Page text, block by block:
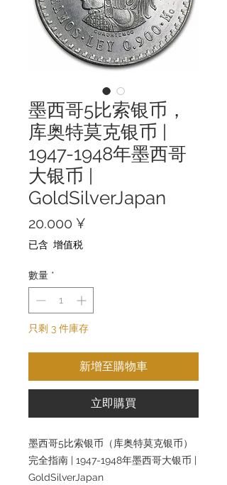
墨西哥5比索银币，
库奥特莫克银币 |
1947-1948年墨西哥
大银币 |
GoldSilverJapan
20.000 ¥
已含 增值税
數量 *
只剩 3 件庫存
新增至購物車
立即購買
墨西哥5比索银币（库奥特莫克银币）
完全指南 | 1947-1948年墨西哥大银币 |
GoldSilverJapan